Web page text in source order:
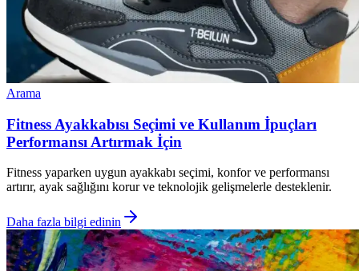
Arama
Fitness Ayakkabısı Seçimi ve Kullanım İpuçları
Performansı Artırmak İçin
Fitness yaparken uygun ayakkabı seçimi, konfor ve performansı
artırır, ayak sağlığını korur ve teknolojik gelişmelerle desteklenir.
Daha fazla bilgi edinin